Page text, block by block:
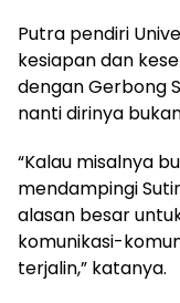
Putra pendiri
kesiapan dan
dengan Gerbong
nanti dirinya
“Kalau misalnya
mendampingi
alasan besar
komunikasi-
terjalin,” katanya.